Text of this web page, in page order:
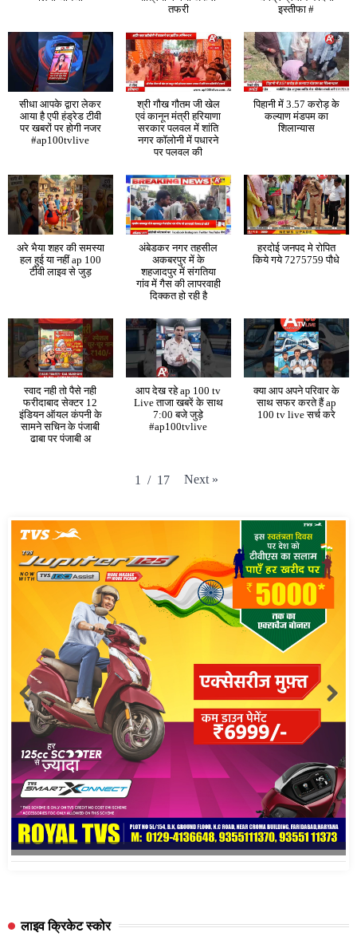
तफरी
इस्तीफा #
सीधा आपके द्वारा लेकर
आया है एपी हंड्रेड टीवी
पर खबरों पर होगी नजर
#ap100tvlive
श्री गौख गौतम जी खेल
एवं कानून मंत्री हरियाणा
सरकार पलवल में शांति
नगर कॉलोनी में पधारने
पर पलवल की
पिहानी में 3.57 करोड़ के
कल्याण मंडपम का
शिलान्यास
अरे भैया शहर की समस्या
हल हुई या नहीं ap 100
टीवी लाइव से जुड़
अंबेडकर नगर तहसील
अकबरपुर में के
शहजादपुर में संगतिया
गांव में गैस की लापरवाही
दिक्कत हो रही है
हरदोई जनपद मे रोपित
किये गये 7275759 पौधे
स्वाद नही तो पैसे नही
फरीदाबाद सेक्टर 12
इंडियन ऑयल कंपनी के
सामने सचिन के पंजाबी
ढाबा पर पंजाबी अ
आप देख रहे ap 100 tv
Live ताजा खबरें के साथ
7:00 बजे जुड़े
#ap100tvlive
क्या आप अपने परिवार के
साथ सफर करते हैं ap
100 tv live सर्च करे
1 / 17 Next »
लाइव क्रिकेट स्कोर